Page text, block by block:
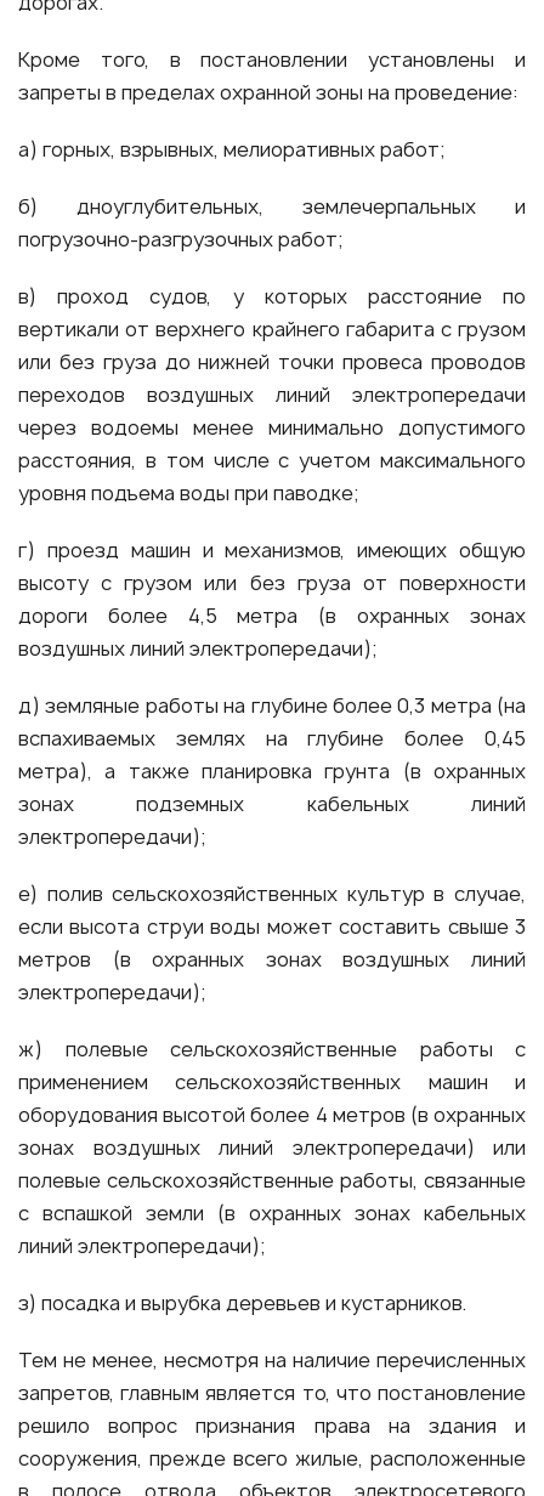
Кроме того, в постановлении установлены и
запреты в пределах охранной зоны на проведение:
а) горных, взрывных, мелиоративных работ;
б) дноуглубительных, землечерпальных и
погрузочно-разгрузочных работ;
в) проход судов, у которых расстояние по
вертикали от верхнего крайнего габарита с грузом
или без груза до нижней точки провеса проводов
переходов воздушных линий электропередачи
через водоемы менее минимально допустимого
расстояния, в том числе с учетом максимального
уровня подъема воды при паводке;
г) проезд машин и механизмов, имеющих общую
высоту с грузом или без груза от поверхности
дороги более 4,5 метра (в охранных зонах
воздушных линий электропередачи);
д) земляные работы на глубине более 0,3 метра (на
вспахиваемых землях на глубине более 0,45
метра), а также планировка грунта (в охранных
зонах подземных кабельных линий
электропередачи);
е) полив сельскохозяйственных культур в случае,
если высота струи воды может составить свыше 3
метров (в охранных зонах воздушных линий
электропередачи);
ж) полевые сельскохозяйственные работы с
применением сельскохозяйственных машин и
оборудования высотой более 4 метров (в охранных
зонах воздушных линий электропередачи) или
полевые сельскохозяйственные работы, связанные
с вспашкой земли (в охранных зонах кабельных
линий электропередачи);
з) посадка и вырубка деревьев и кустарников.
Тем не менее, несмотря на наличие перечисленных
запретов, главным является то, что постановление
решило вопрос признания права на здания и
сооружения, прежде всего жилые, расположенные